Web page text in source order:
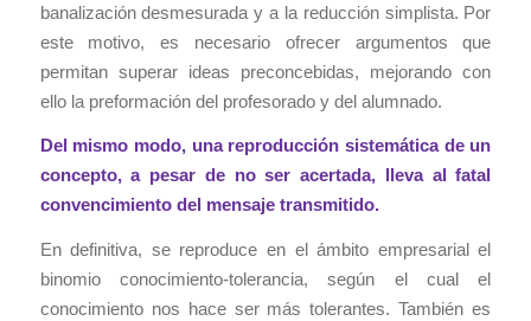
banalización desmesurada y a la reducción simplista. Por
este motivo, es necesario ofrecer argumentos que
permitan superar ideas preconcebidas, mejorando con
ello la preformación del profesorado y del alumnado.
Del mismo modo, una reproducción sistemática de un
concepto, a pesar de no ser acertada, lleva al fatal
convencimiento del mensaje transmitido.
En definitiva, se reproduce en el ámbito empresarial el
binomio conocimiento-tolerancia, según el cual el
conocimiento nos hace ser más tolerantes. También es